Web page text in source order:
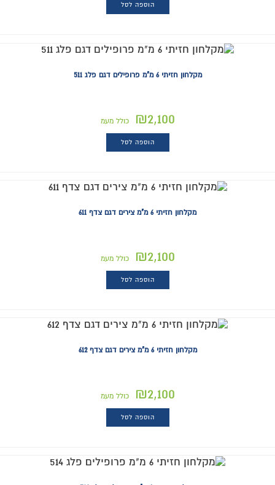
הוספה לסל
מקלחון חזיתי 6 מ"מ פרופילים דגם פלג 511
₪2,100 כולל מעמ
הוספה לסל
מקלחון חזיתי 6 מ"מ צירים דגם צדף 611
₪2,100 כולל מעמ
הוספה לסל
מקלחון חזיתי 6 מ"מ צירים דגם צדף 612
₪2,100 כולל מעמ
הוספה לסל